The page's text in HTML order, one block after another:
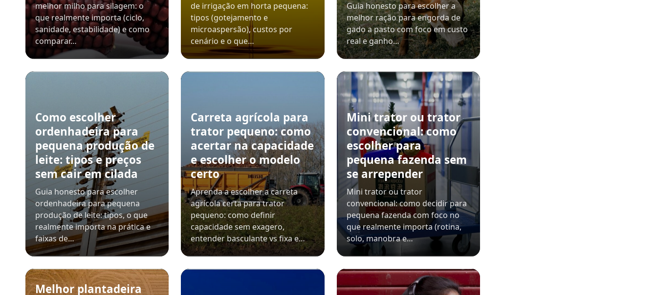
melhor milho para silagem: o
que realmente importa (ciclo,
sanidade, estabilidade) e como
comparar…
de irrigação em horta pequena:
tipos (gotejamento e
microaspersão), custos por
cenário e o que…
Guia honesto para escolher a
melhor ração para engorda de
gado a pasto com foco em custo
real e ganho…
Como escolher
ordenhadeira para
pequena produção de
leite: tipos e preços
sem cair em cilada
Guia honesto para escolher
ordenhadeira para pequena
produção de leite: tipos, o que
realmente importa na prática e
faixas de…
Carreta agrícola para
trator pequeno: como
acertar na capacidade
e escolher o modelo
certo
Aprenda a escolher a carreta
agrícola certa para trator
pequeno: como definir
capacidade sem exagero,
entender basculante vs fixa e…
Mini trator ou trator
convencional: como
escolher para
pequena fazenda sem
se arrepender
Mini trator ou trator
convencional: como decidir para
pequena fazenda com foco no
que realmente importa (rotina,
solo, manobra e…
Melhor plantadeira